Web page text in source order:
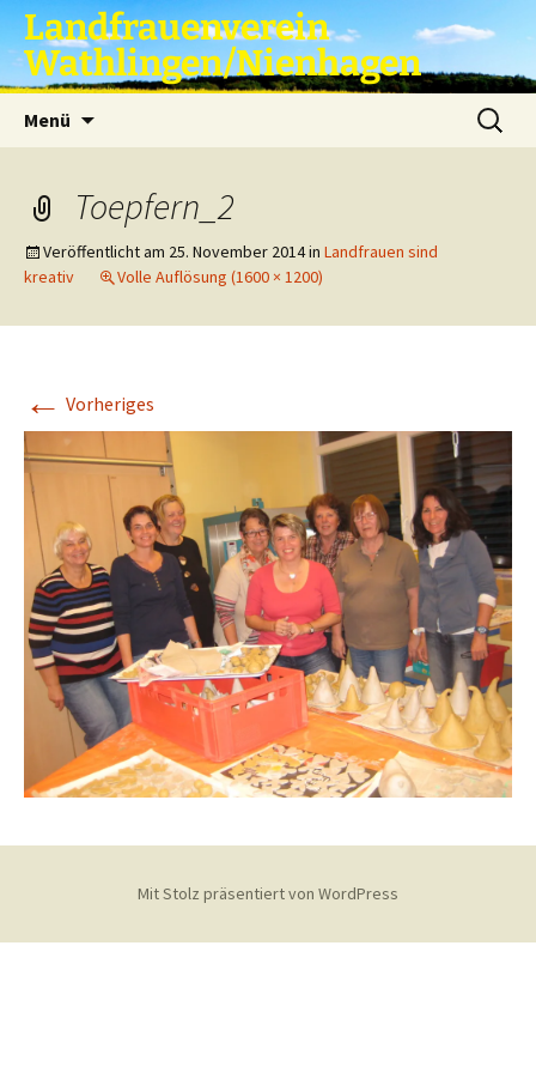
Zum
Inhalt
springen
Landfrauenverein
Wathlingen/Nienhagen
Menü
Suche
nach:
Toepfern_2
Veröffentlicht am 25. November 2014in Landfrauen sind
kreativ
Volle Auflösung (1600 × 1200)
← Vorheriges
Mit Stolz präsentiert von WordPress